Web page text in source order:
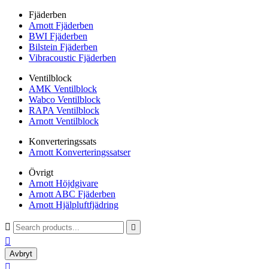
Fjäderben
Arnott Fjäderben
BWI Fjäderben
Bilstein Fjäderben
Vibracoustic Fjäderben
Ventilblock
AMK Ventilblock
Wabco Ventilblock
RAPA Ventilblock
Arnott Ventilblock
Konverteringssats
Arnott Konverteringssatser
Övrigt
Arnott Höjdgivare
Arnott ABC Fjäderben
Arnott Hjälpluftfjädring
 

Avbryt
